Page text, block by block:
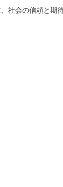
社会の信頼と期